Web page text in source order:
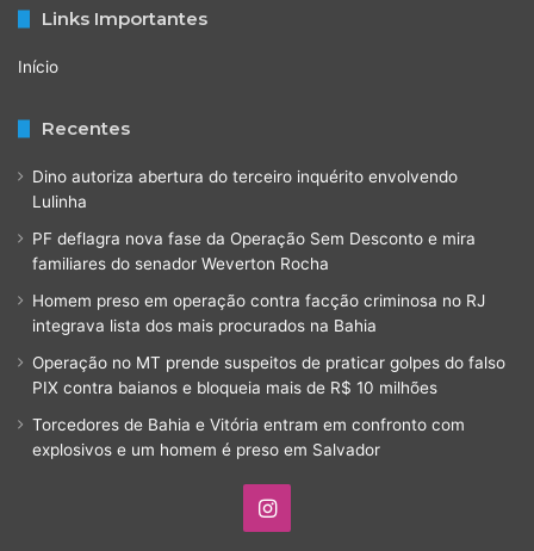
Links Importantes
Início
Recentes
Dino autoriza abertura do terceiro inquérito envolvendo
Lulinha
PF deflagra nova fase da Operação Sem Desconto e mira
familiares do senador Weverton Rocha
Homem preso em operação contra facção criminosa no RJ
integrava lista dos mais procurados na Bahia
Operação no MT prende suspeitos de praticar golpes do falso
PIX contra baianos e bloqueia mais de R$ 10 milhões
Torcedores de Bahia e Vitória entram em confronto com
explosivos e um homem é preso em Salvador
Instagram